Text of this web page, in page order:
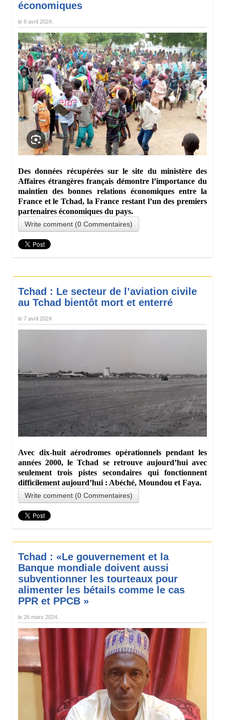
économiques
le 8 avril 2024
Des données récupérées sur le site du ministère des
Affaires étrangères français démontre l’importance du
maintien des bonnes relations économiques entre la
France et le Tchad, la France restant l’un des premiers
partenaires économiques du pays.
Write comment (0 Commentaires)
Tchad : Le secteur de l’aviation civile
au Tchad bientôt mort et enterré
le 7 avril 2024
Avec dix-huit aérodromes opérationnels pendant les
années 2000, le Tchad se retrouve aujourd’hui avec
seulement trois pistes secondaires qui fonctionnent
difficilement aujourd’hui : Abéché, Moundou et Faya.
Write comment (0 Commentaires)
Tchad : «Le gouvernement et la
Banque mondiale doivent aussi
subventionner les tourteaux pour
alimenter les bétails comme le cas
PPR et PPCB »
le 26 mars 2024